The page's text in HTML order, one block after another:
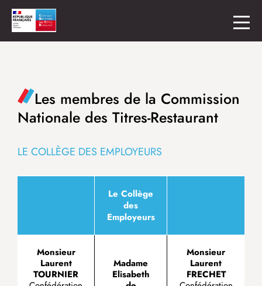
Les membres de la Commission
Nationale des Titres-Restaurant
LE COLLÈGE DES EMPLOYEURS
Le Collège
des
Employeurs
Monsieur
Laurent
TOURNIER
Madame
Elisabeth
Monsieur
Laurent
FRECHET